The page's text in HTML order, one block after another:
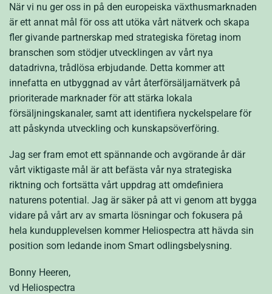
När vi nu ger oss in på den europeiska växthusmarknaden
är ett annat mål för oss att utöka vårt nätverk och skapa
fler givande partnerskap med strategiska företag inom
branschen som stödjer utvecklingen av vårt nya
datadrivna, trådlösa erbjudande. Detta kommer att
innefatta en utbyggnad av vårt återförsäljarnätverk på
prioriterade marknader för att stärka lokala
försäljningskanaler, samt att identifiera nyckelspelare för
att påskynda utveckling och kunskapsöverföring.
Jag ser fram emot ett spännande och avgörande år där
vårt viktigaste mål är att befästa vår nya strategiska
riktning och fortsätta vårt uppdrag att omdefiniera
naturens potential. Jag är säker på att vi genom att bygga
vidare på vårt arv av smarta lösningar och fokusera på
hela kundupplevelsen kommer Heliospectra att hävda sin
position som ledande inom Smart odlingsbelysning.
Bonny Heeren,
vd Heliospectra